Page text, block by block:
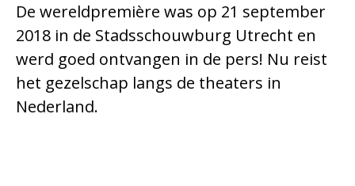
De wereldpremière was op 21 september
2018 in de Stadsschouwburg Utrecht en
werd goed ontvangen in de pers! Nu reist
het gezelschap langs de theaters in
Nederland.